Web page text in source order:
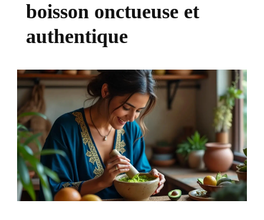
boisson onctueuse et
authentique